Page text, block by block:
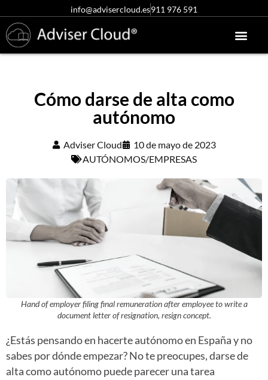
info@advisercloud.es911 976 591
Cómo darse de alta como
autónomo
Adviser Cloud
10 de mayo de 2023
AUTÓNOMOS/EMPRESAS
Hand of employer filing final remuneration after employee to write a
document letter of resignation, resign concept.
¿Estás pensando en hacerte autónomo en España y no
sabes por dónde empezar? No te preocupes, darse de
alta como autónomo puede parecer una tarea